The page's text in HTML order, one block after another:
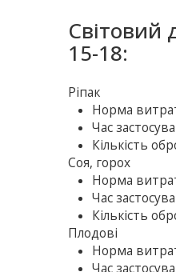
Світовий
15-18:
Ріпак
Норма
Час
Кількість
Соя, горох
Норма
Час
Кількість
Плодові
Норма